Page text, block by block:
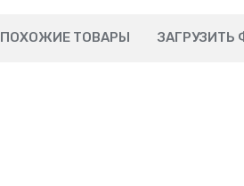
ПОХОЖИЕ ТОВАРЫ ЗАГРУЗИТЬ